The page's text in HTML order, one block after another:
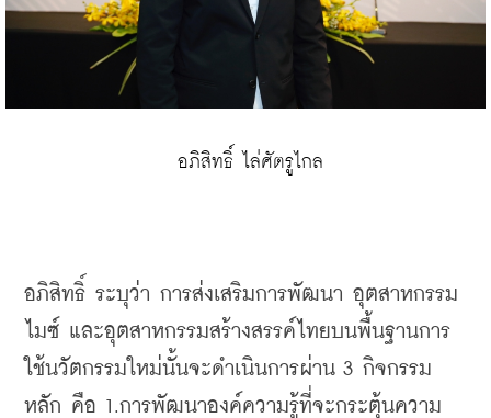
อภิสิทธิ์ ไล่ศัตรูไกล
อภิสิทธิ์ ระบุว่า การส่งเสริมการพัฒนา อุตสาหกรรม
ไมซ์ และอุตสาหกรรมสร้างสรรค์ไทยบนพื้นฐานการ
ใช้นวัตกรรมใหม่นั้นจะดำเนินการผ่าน 3 กิจกรรม
หลัก คือ 1.การพัฒนาองค์ความรู้ที่จะกระตุ้นความ